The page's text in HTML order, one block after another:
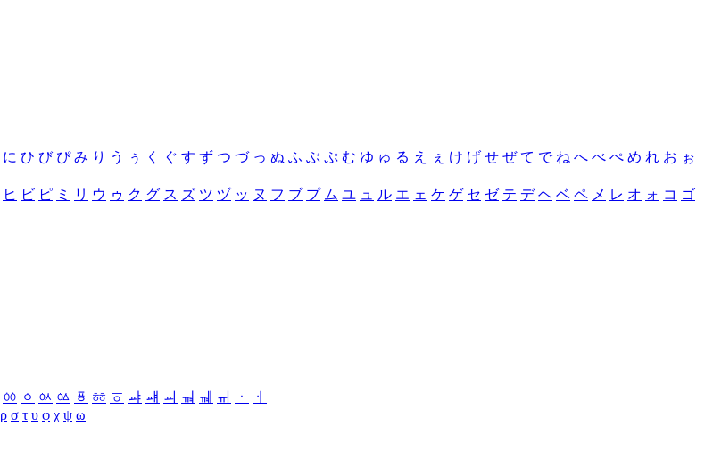
に ひ び ぴ み り う ぅ く ぐ す ず つ づ っ ぬ ふ ぶ ぷ む ゆ ゅ る え ぇ け げ せ ぜ て で ね へ べ ぺ め れ お ぉ
ヒ ビ ピ ミ リ ウ ゥ ク グ ス ズ ツ ヅ ッ ヌ フ ブ プ ム ユ ュ ル エ ェ ケ ゲ セ ゼ テ デ ヘ ベ ペ メ レ オ ォ コ ゴ
ㆀ ㆁ ㆂ ㆃ ㆄ ㆅ ㆆ ㆇ ㆈ ㆉ ㆊ ㆋ ㆌ ㆍ
ㆎ
ρ σ τ υ φ χ ψ ω